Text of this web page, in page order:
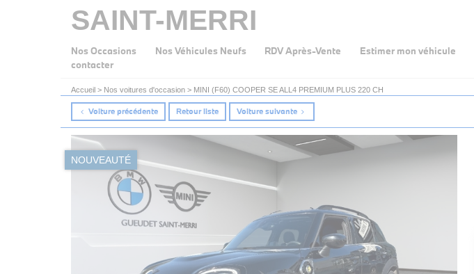
SAINT-MERRI
Nos Occasions Nos Véhicules Neufs RDV Après-Vente Estimer mon véhicule
contacter
Accueil > Nos voitures d'occasion > MINI (F60) COOPER SE ALL4 PREMIUM PLUS 220 CH
NOUVEAUTÉ
Voiture précédente Retour liste Voiture suivante